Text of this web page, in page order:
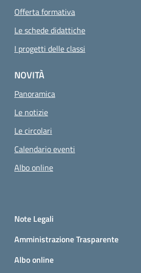
Offerta formativa
Le schede didattiche
I progetti delle classi
NOVITÀ
Panoramica
Le notizie
Le circolari
Calendario eventi
Albo online
Small prints
Note Legali
Amministrazione Trasparente
Albo online